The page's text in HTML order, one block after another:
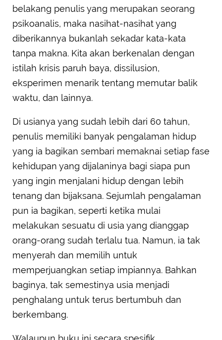
belakang penulis yang merupakan seorang
psikoanalis, maka nasihat-nasihat yang
diberikannya bukanlah sekadar kata-kata
tanpa makna. Kita akan berkenalan dengan
istilah krisis paruh baya, dissilusion,
eksperimen menarik tentang memutar balik
waktu, dan lainnya.
Di usianya yang sudah lebih dari 60 tahun,
penulis memiliki banyak pengalaman hidup
yang ia bagikan sembari memaknai setiap fase
kehidupan yang dijalaninya bagi siapa pun
yang ingin menjalani hidup dengan lebih
tenang dan bijaksana. Sejumlah pengalaman
pun ia bagikan, seperti ketika mulai
melakukan sesuatu di usia yang dianggap
orang-orang sudah terlalu tua. Namun, ia tak
menyerah dan memilih untuk
memperjuangkan setiap impiannya. Bahkan
baginya, tak semestinya usia menjadi
penghalang untuk terus bertumbuh dan
berkembang.